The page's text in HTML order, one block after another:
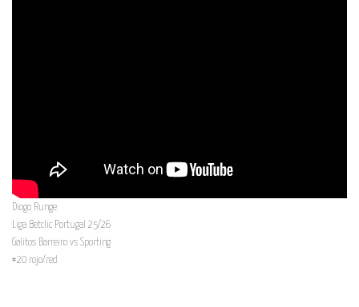
Diogo Runge
Liga Betclic Portugal 25/26
Galitos Barreiro vs Sporting
#20 rojo/red